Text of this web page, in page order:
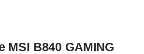
MSI B840 GAMING